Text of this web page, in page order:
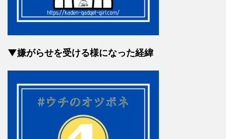
▼嫌がらせを受ける様になった経緯